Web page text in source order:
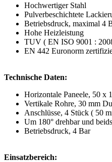
Hochwertiger Stahl
Pulverbeschichtete
Betriebsdruck, maximal 4
Hohe Heizleistung
TUV ( EN ISO 9001 :
EN 442 Euronorm
Technische Daten:
Horizontale Paneele, 50 x
Vertikale Rohre, 30 mm
Anschlüsse, 4 Stück ( 50
Um 180° drehbar und
Betriebsdruck, 4 Bar
Einsatzbereich: